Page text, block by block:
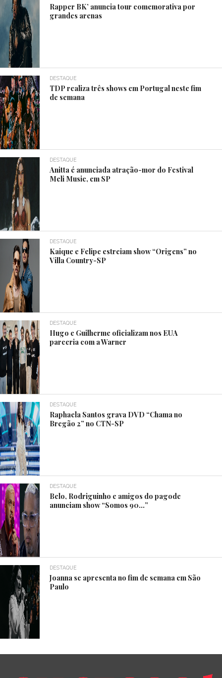
Rapper BK’ anuncia tour comemorativa por
grandes arenas
DESTAQUE
TDP realiza três shows em Portugal neste fim
de semana
DESTAQUE
Anitta é anunciada atração-mor do Festival
Meli Music, em SP
DESTAQUE
Kaique e Felipe estreiam show “Origens” no
Villa Country-SP
DESTAQUE
Hugo e Guilherme oficializam nos EUA
parceria com a Warner
DESTAQUE
Raphaela Santos grava DVD “Chama no
Bregão 2” no CTN-SP
DESTAQUE
Belo, Rodriguinho e amigos do pagode
anunciam show “Somos 90…”
DESTAQUE
Joanna se apresenta no fim de semana em São
Paulo